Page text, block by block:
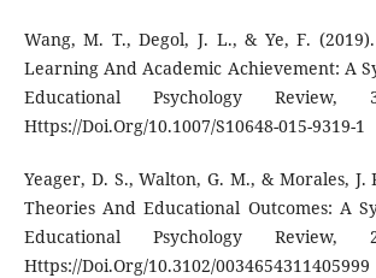
Wang, M. T., Degol, J. L., & Ye, F.
Learning And Academic Achievement: A
Educational Psychology Review,
Https://Doi.Org/10.1007/S10648-015-9319-1
Yeager, D. S., Walton, G. M., & Morales,
Theories And Educational Outcomes: A
Educational Psychology Review,
Https://Doi.Org/10.3102/0034654311405999